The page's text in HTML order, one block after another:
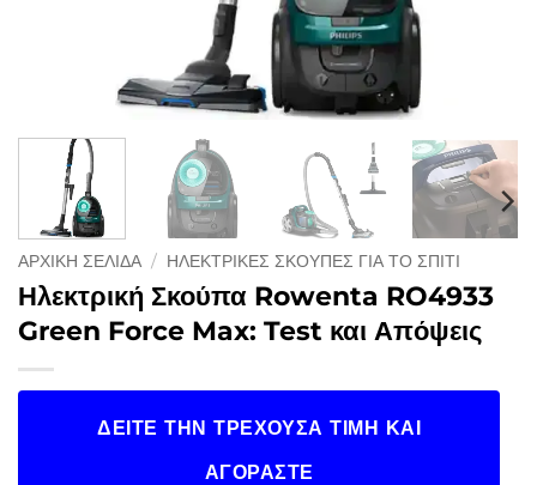
ΑΡΧΙΚΉ ΣΕΛΊΔΑ / ΗΛΕΚΤΡΙΚΈΣ ΣΚΟΎΠΕΣ ΓΙΑ ΤΟ ΣΠΊΤΙ
Ηλεκτρική Σκούπα Rowenta RO4933
Green Force Max: Test και Απόψεις
ΔΕΊΤΕ ΤΗΝ ΤΡΈΧΟΥΣΑ ΤΙΜΉ ΚΑΙ
ΑΓΟΡΆΣΤΕ